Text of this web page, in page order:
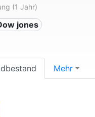
(1 Jahr)
jones
Mehr